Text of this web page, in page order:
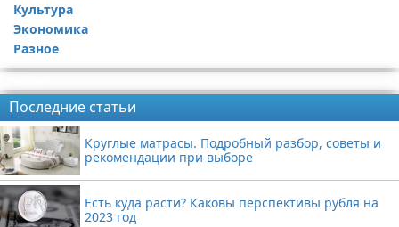
Культура
Экономика
Разное
Последние статьи
Круглые матрасы. Подробный разбор, советы и
рекомендации при выборе
Есть куда расти? Каковы перспективы рубля на
2023 год